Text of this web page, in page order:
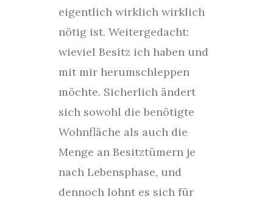
eigentlich wirklich wirklich
nötig ist. Weitergedacht:
wieviel Besitz ich haben und
mit mir herumschleppen
möchte. Sicherlich ändert
sich sowohl die benötigte
Wohnfläche als auch die
Menge an Besitztümern je
nach Lebensphase, und
dennoch lohnt es sich für